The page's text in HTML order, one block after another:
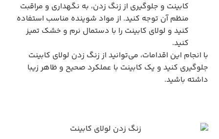
کابینت و جلوگیری از زنگ زدن، به نگهداری و مراقبت
منظم آن توجه کنید. از مواد شوینده مناسب استفاده
کنید و لولای کابینت را با دستمال نرم و خشک تمیز
کنید.
با انجام این اقدامات، می‌توانید از زنگ زدن لولای کابینت
جلوگیری کنید و یک کابینت با عملکرد صحیح و ظاهر زیبا
داشته باشید.